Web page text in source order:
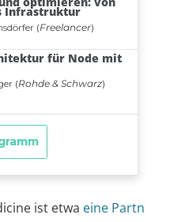
ist etwa eine Partn